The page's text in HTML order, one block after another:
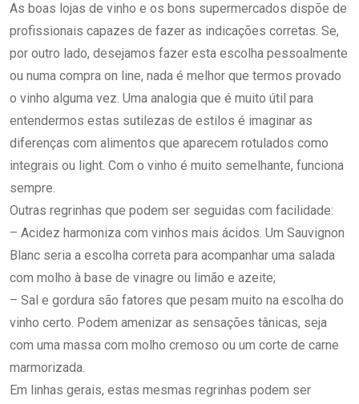
As boas lojas de vinho e os bons supermercados dispõe de
profissionais capazes de fazer as indicações corretas. Se,
por outro lado, desejamos fazer esta escolha pessoalmente
ou numa compra on line, nada é melhor que termos provado
o vinho alguma vez. Uma analogia que é muito útil para
entendermos estas sutilezas de estilos é imaginar as
diferenças com alimentos que aparecem rotulados como
integrais ou light. Com o vinho é muito semelhante, funciona
sempre.
Outras regrinhas que podem ser seguidas com facilidade:
– Acidez harmoniza com vinhos mais ácidos. Um Sauvignon
Blanc seria a escolha correta para acompanhar uma salada
com molho à base de vinagre ou limão e azeite;
– Sal e gordura são fatores que pesam muito na escolha do
vinho certo. Podem amenizar as sensações tânicas, seja
com uma massa com molho cremoso ou um corte de carne
marmorizada.
Em linhas gerais, estas mesmas regrinhas podem ser